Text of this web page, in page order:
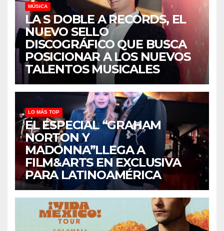
MÚSICA
LA S DOBLE A RECORDS, EL
NUEVO SELLO
DISCOGRÁFICO QUE BUSCA
POSICIONAR A LOS NUEVOS
TALENTOS MUSICALES
LO MÁS TOP
EL ESPECIAL “GRAHAM
NORTON Y
MADONNA”LLEGA A
FILM&ARTS EN EXCLUSIVA
PARA LATINOAMÉRICA